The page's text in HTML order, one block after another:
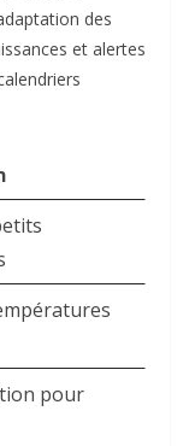
des
et alertes
pour